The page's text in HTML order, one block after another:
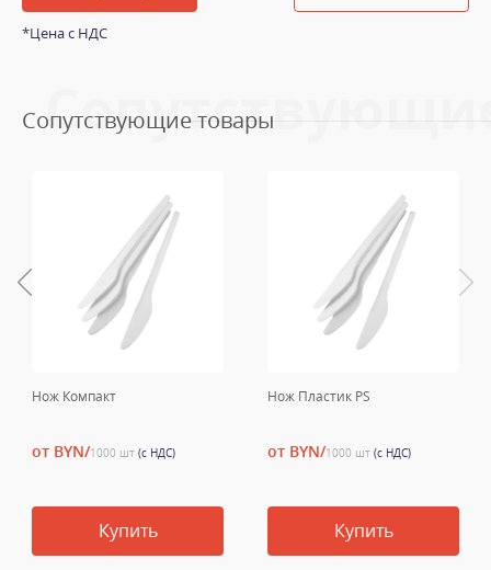
*Цена с НДС
Сопутствующие товары
Нож Компакт
от BYN/1000 шт (с НДС)
Купить
Нож Пластик PS
от BYN/1000 шт (с НДС)
Купить